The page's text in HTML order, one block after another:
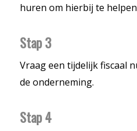
huren om hierbij te
Stap 3
Vraag een tijdelijk fiscaal
de onderneming.
Stap 4